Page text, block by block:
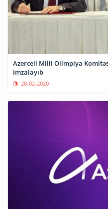
Azercell Milli Olimpiya
imzalayıb
28-02-2020